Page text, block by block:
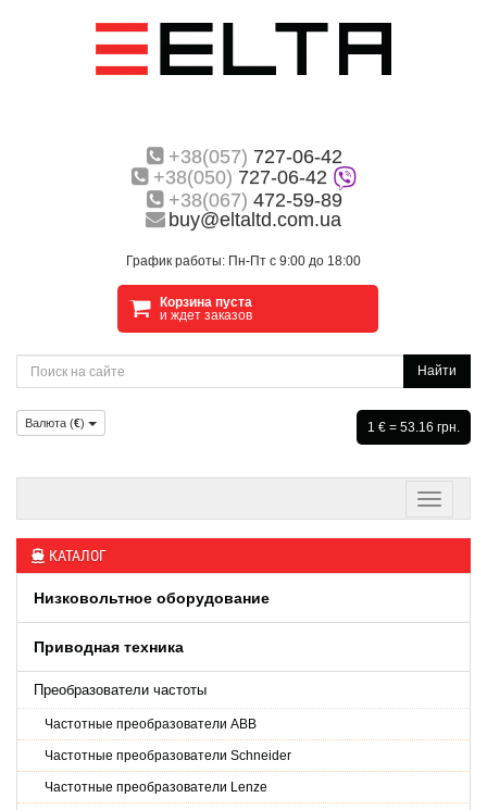
+38(057) 727-06-42
+38(050) 727-06-42
+38(067) 472-59-89
buy@eltaltd.com.ua
График работы: Пн-Пт с 9:00 до 18:00
Корзина пуста
и ждет заказов
Найти
Валюта (€) 1 € = 53.16 грн.
КАТАЛОГ
Низковольтное оборудование
Приводная техника
Преобразователи частоты
Частотные преобразователи ABB
Частотные преобразователи Schneider
Частотные преобразователи Lenze